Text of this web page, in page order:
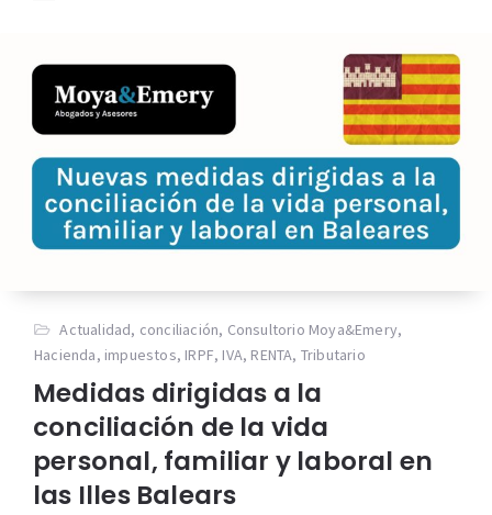
Actualidad, conciliación, Consultorio Moya&Emery,
Hacienda, impuestos, IRPF, IVA, RENTA, Tributario
Medidas dirigidas a la
conciliación de la vida
personal, familiar y laboral en
las Illes Balears